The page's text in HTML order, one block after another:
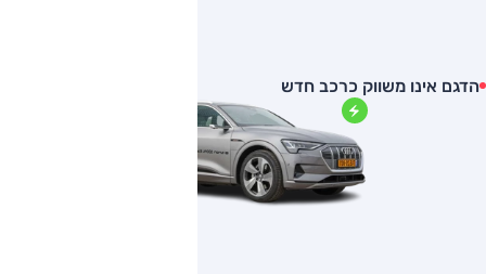
הדגם אינו משווק כרכב חדש